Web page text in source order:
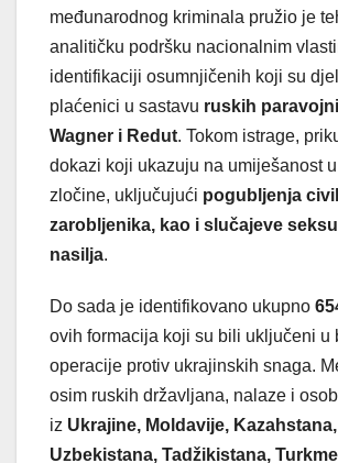
međunarodnog kriminala pružio je
analitičku podršku nacionalnim
identifikaciji osumnjičenih koji su
plaćenici u sastavu ruskih
Wagner i Redut. Tokom istrage,
dokazi koji ukazuju na umiješanost
zločine, uključujući pogubljenja
zarobljenika, kao i slučajeve
nasilja.
Do sada je identifikovano ukupno
ovih formacija koji su bili uključeni u
operacije protiv ukrajinskih snaga.
osim ruskih državljana, nalaze i
iz Ukrajine, Moldavije, Kazahstana,
Uzbekistana, Tadžikistana,